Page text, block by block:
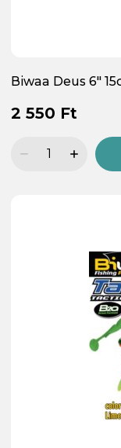
Biwaa Deus 6"
2 550 Ft